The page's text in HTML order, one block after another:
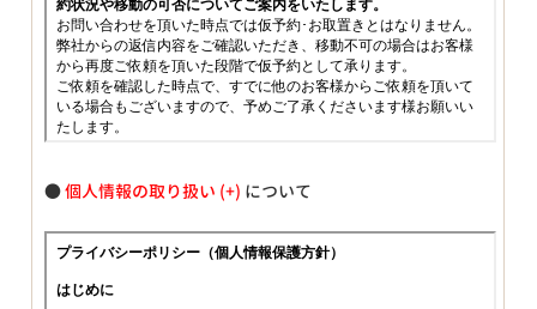
●個人情報の取り扱い について